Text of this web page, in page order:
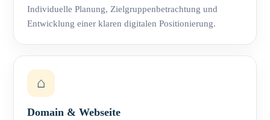
Individuelle Planung, Zielgruppenbetrachtung und
Entwicklung einer klaren digitalen Positionierung.
⌂
Domain & Webseite